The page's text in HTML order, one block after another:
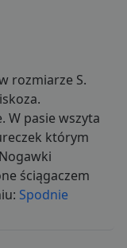
rozmiarze S.
W pasie wszyta
którym
ściągaczem
Spodnie